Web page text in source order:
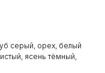
серый, орех, белый
ясень тёмный,